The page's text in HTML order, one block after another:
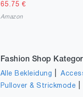
65.75 €
Amazon
Fashion Shop
Alle Bekleidung |
Pullover & Strickmode